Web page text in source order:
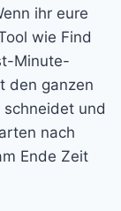
ihr eure
wie Find
Minute-
den ganzen
schneidet und
nach
Ende Zeit